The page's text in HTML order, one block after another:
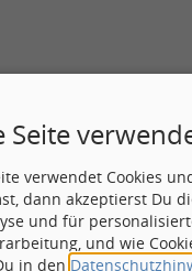
es auch Deutsche gibt
offen halten
ist so gerecht
Seite
verwendet Cookies
dann akzeptierst Du
und für
und wie
in den